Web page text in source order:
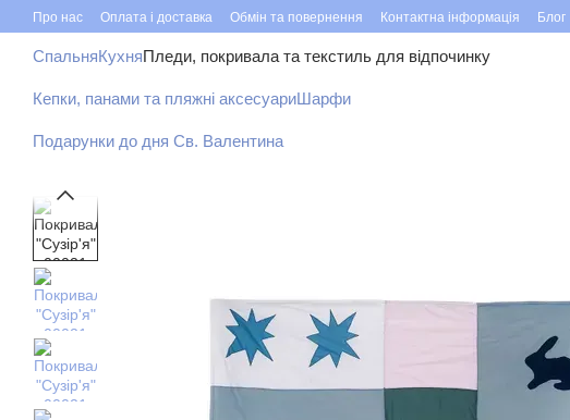
Перейти до основного контенту
Про нас Оплата і доставка Обмін та повернення Контактна інформація Блог
СпальняКухняПледи, покривала та текстиль для відпочинку
Кепки, панами та пляжні аксесуариШарфи
Подарунки до дня Св. Валентина